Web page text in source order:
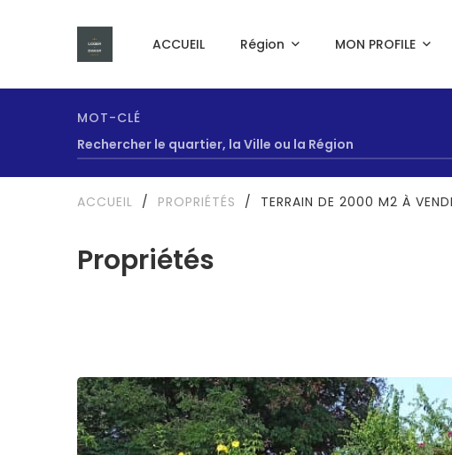
ACCUEIL Région MON PROFILE
MOT-CLÉ
Propriétés
ACCUEIL / PROPRIÉTÉS / TERRAIN DE 2000 M2 À